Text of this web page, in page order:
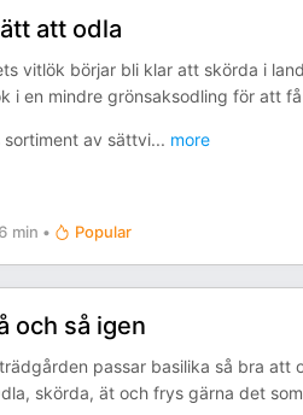
att odla
vitlök börjar bli klar att skörda i
i en mindre grönsaksodling för att
sortiment av sättvi... more
min • Popular
och så igen
passar basilika så bra
skörda, ät och frys gärna det